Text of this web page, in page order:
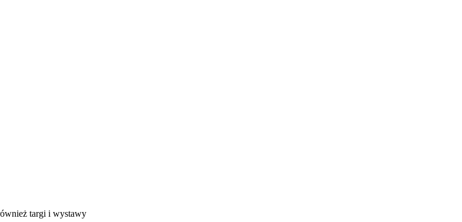
targi i wystawy